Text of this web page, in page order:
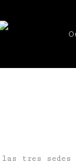
las tres sedes